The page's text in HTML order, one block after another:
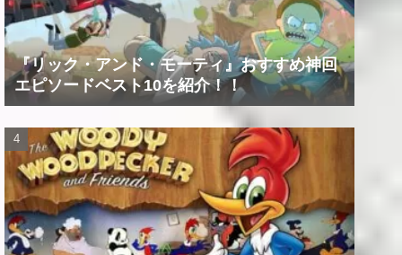
『リック・アンド・モーティ』おすすめ神回
エピソードベスト10を紹介！！